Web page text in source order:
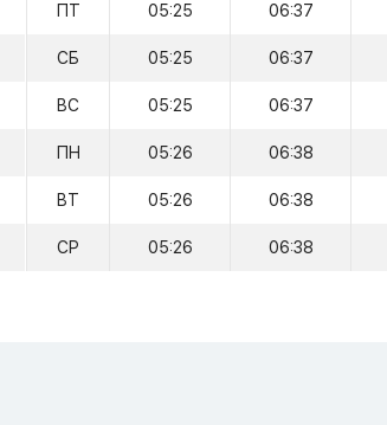
ПТ 05:25 06:37
СБ 05:25 06:37
ВС 05:25 06:37
ПН 05:26 06:38
ВТ 05:26 06:38
СР 05:26 06:38